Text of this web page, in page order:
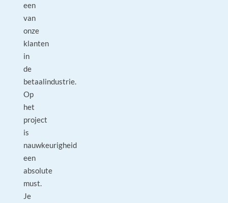
een
van
onze
klanten
in
de
betaalindustrie.
Op
het
project
is
nauwkeurigheid
een
absolute
must.
Je